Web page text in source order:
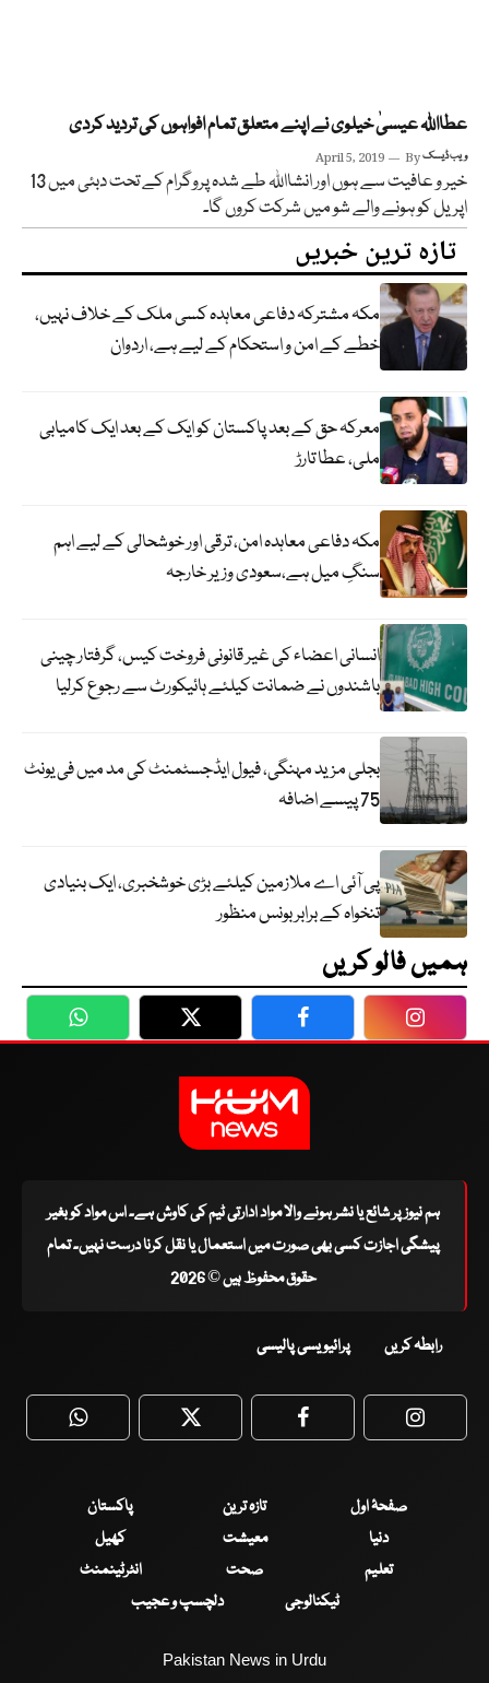
عطااللہ عیسیٰ خیلوی نے اپنے متعلق تمام افواہوں کی تردید کردی
April 5, 2019 Byویب ڈیسک
خیر و عافیت سے ہوں اور انشااللہ طے شدہ پروگرام کے تحت دبئی میں 13
اپریل کو ہونے والے شو میں شرکت کروں گا۔
تازہ ترین خبریں
مکہ مشترکہ دفاعی معاہدہ کسی ملک کے خلاف نہیں،
خطے کے امن و استحکام کے لیے ہے، اردوان
معرکہ حق کے بعد پاکستان کو ایک کے بعد ایک کامیابی
ملی، عطا تارڑ
مکہ دفاعی معاہدہ امن، ترقی اور خوشحالی کے لیے اہم
سنگِ میل ہے،سعودی وزیر خارجہ
انسانی اعضاء کی غیر قانونی فروخت کیس، گرفتار چینی
باشندوں نے ضمانت کیلئے ہائیکورٹ سے رجوع کرلیا
بجلی مزید مہنگی، فیول ایڈجسٹمنٹ کی مد میں فی یونٹ
75 پیسے اضافہ
پی آئی اے ملازمین کیلئے بڑی خوشخبری، ایک بنیادی
تنخواہ کے برابر بونس منظور
ہمیں فالو کریں
WhatsApp Twitter Facebook
ہم نیوز پر شائع یا نشر ہونے والا مواد ادارتی ٹیم کی کاوش ہے۔ اس مواد کو بغیر
پیشگی اجازت کسی بھی صورت میں استعمال یا نقل کرنا درست نہیں۔ تمام
حقوق محفوظ ہیں © 2026
رابطہ کریں پرائیویسی پالیسی
WhatsApp Twitter Facebook
صفحۂ اول تازہ ترین
پاکستان
دنیا
معیشت
کھیل
تعلیم
صحت
انٹرٹینمنٹ
ٹیکنالوجی
دلچسپ و عجیب
Pakistan News in Urdu